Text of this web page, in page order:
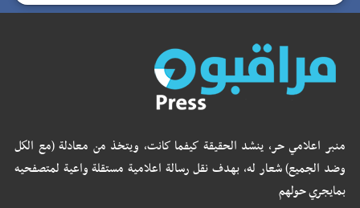
منبر اعلامي حر، ينشد الحقيقة كيفما كانت، ويتخذ من معادلة (مع الكل
وضد الجميع) شعار له، بهدف نقل رسالة اعلامية مستقلة واعية لمتصفحيه
بمايجري حولهم